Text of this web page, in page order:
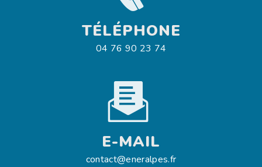
TÉLÉPHONE
04 76 90 23 74
E-MAIL
contact@eneralpes.fr